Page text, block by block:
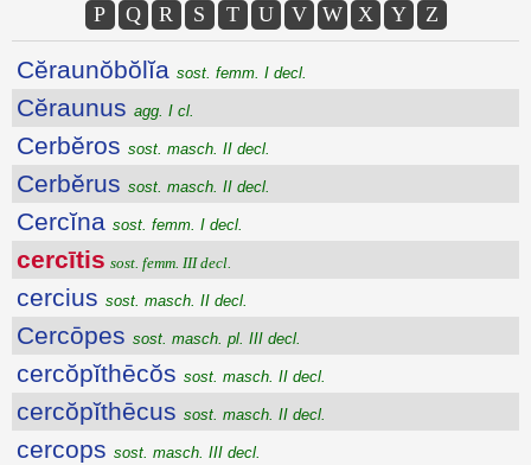
P
Q R S T U V W X Y Z
Cĕraunŏbŏlĭa sost. femm. I decl.
Cĕraunus agg. I cl.
Cerbĕros sost. masch. II decl.
Cerbĕrus sost. masch. II decl.
Cercĭna sost. femm. I decl.
cercītis sost. femm. III decl.
cercius sost. masch. II decl.
Cercōpes sost. masch. pl. III decl.
cercŏpĭthēcŏs sost. masch. II decl.
cercŏpĭthēcus sost. masch. II decl.
cercops sost. masch. III decl.